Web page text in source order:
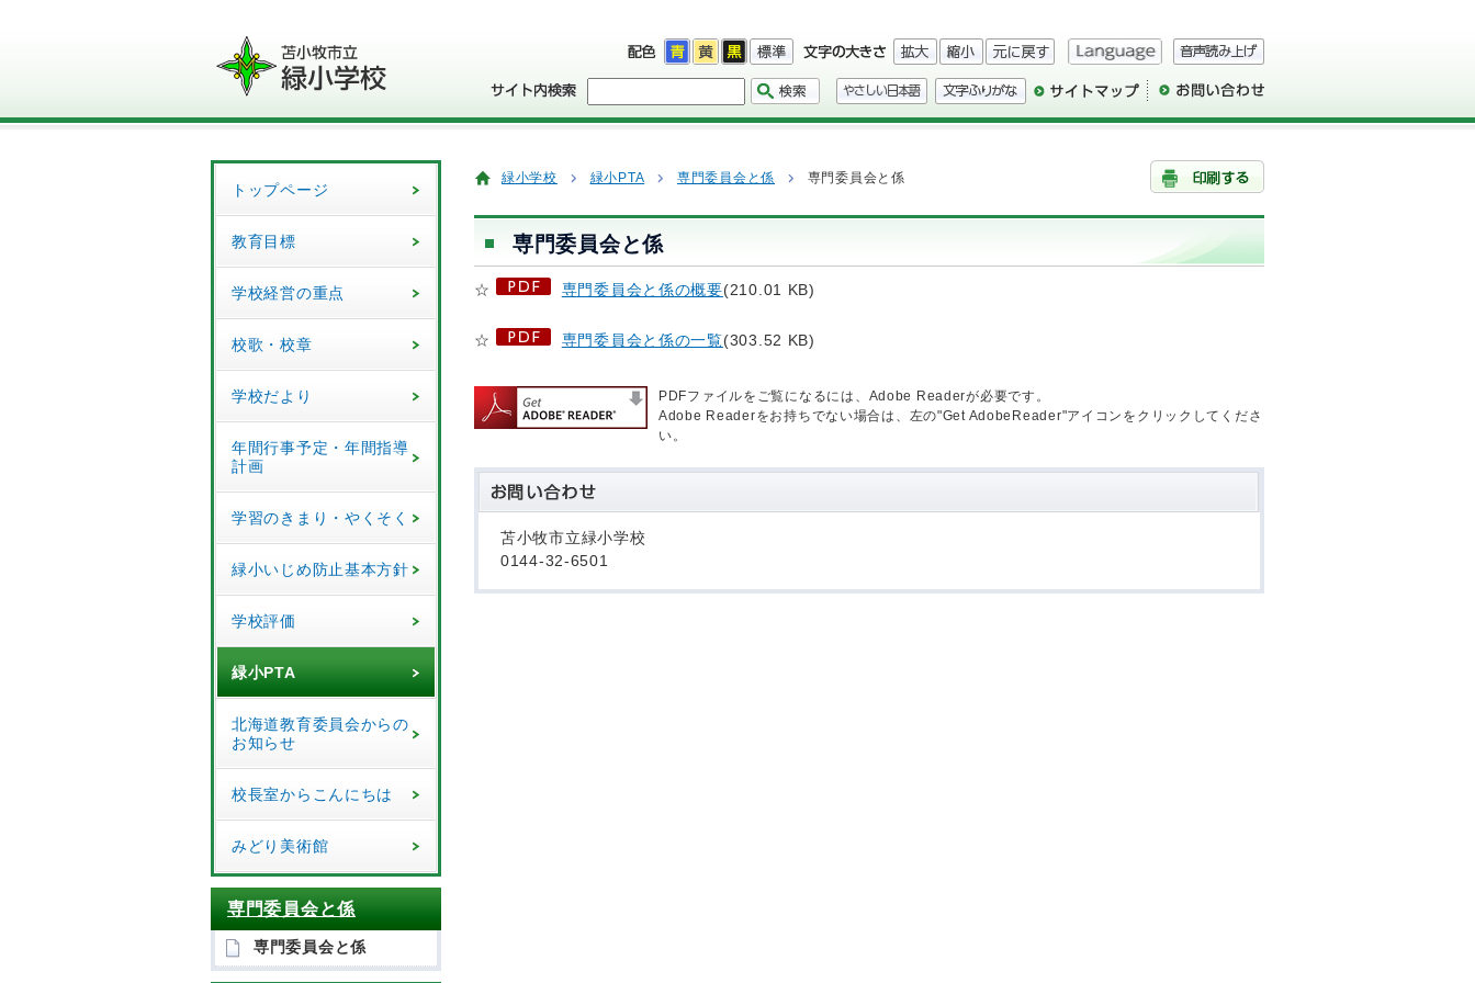
トップページ
教育目標
学校経営の重点
校歌・校章
学校だより
年間行事予定・年間指導
計画
学習のきまり・やくそく
緑小いじめ防止基本方針
学校評価
緑小PTA
北海道教育委員会からの
お知らせ
校長室からこんにちは
みどり美術館
専門委員会と係
専門委員会と係
緑小学校 緑小PTA 専門委員会と係 専門委員会と係
専門委員会と係
☆ 専門委員会と係の概要(210.01 KB)
☆ 専門委員会と係の一覧(303.52 KB)
PDFファイルをご覧になるには、Adobe Readerが必要です。
Adobe Readerをお持ちでない場合は、左の"Get AdobeReader"アイコンをクリックしてくださ
い。
苫小牧市立緑小学校
0144-32-6501